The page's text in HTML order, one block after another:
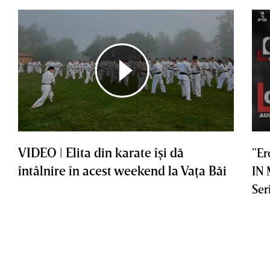
VIDEO | Elita din karate îşi dă
întâlnire în acest weekend la Vaţa Băi
IN